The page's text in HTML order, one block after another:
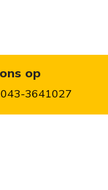
op
043-3641027